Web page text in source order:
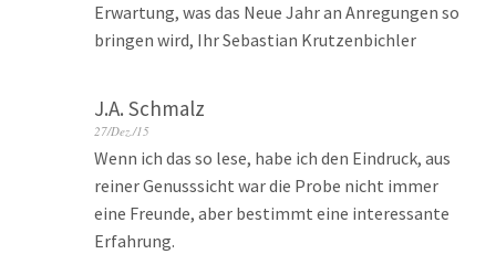
Erwartung, was das Neue Jahr an Anregungen so
bringen wird, Ihr Sebastian Krutzenbichler
J.A. Schmalz
27/Dez./15
Wenn ich das so lese, habe ich den Eindruck, aus
reiner Genusssicht war die Probe nicht immer
eine Freunde, aber bestimmt eine interessante
Erfahrung.